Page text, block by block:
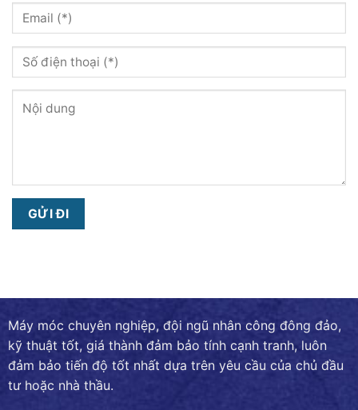
Máy móc chuyên nghiệp, đội ngũ nhân công đông đảo,
kỹ thuật tốt, giá thành đảm bảo tính cạnh tranh, luôn
đảm bảo tiến độ tốt nhất dựa trên yêu cầu của chủ đầu
tư hoặc nhà thầu.